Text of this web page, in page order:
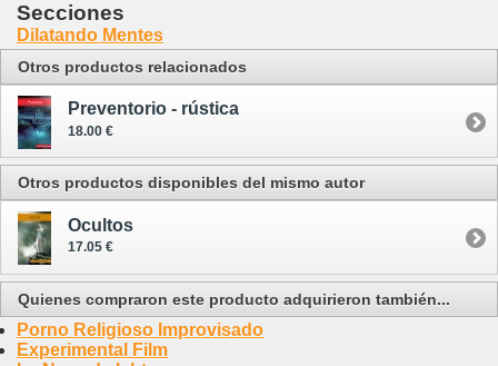
Secciones
Dilatando Mentes
Otros productos relacionados
Preventorio - rústica
18.00 €
Otros productos disponibles del mismo autor
Ocultos
17.05 €
Quienes compraron este producto adquirieron también...
Porno Religioso Improvisado
Experimental Film